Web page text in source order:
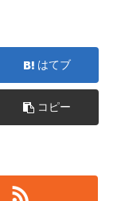
はてブ
コピー